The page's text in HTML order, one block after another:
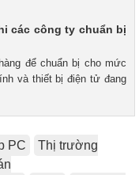
các công ty chuẩn bị
để chuẩn bị cho mức
và thiết bị điện tử đang
PC
Thị trường